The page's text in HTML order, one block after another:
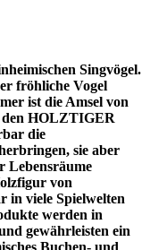
Singvögel.
fröhliche Vogel
ist die Amsel von
HOLZTIGER
die
sie aber
Lebensräume
von
viele Spielwelten
werden in
gewährleisten ein
Buchen- und